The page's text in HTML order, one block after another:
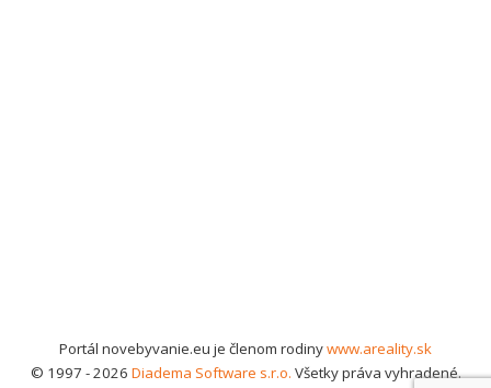
Portál novebyvanie.eu je členom rodinywww.areality.sk
© 1997 - 2026 Diadema Software s.r.o. Všetky práva vyhradené.